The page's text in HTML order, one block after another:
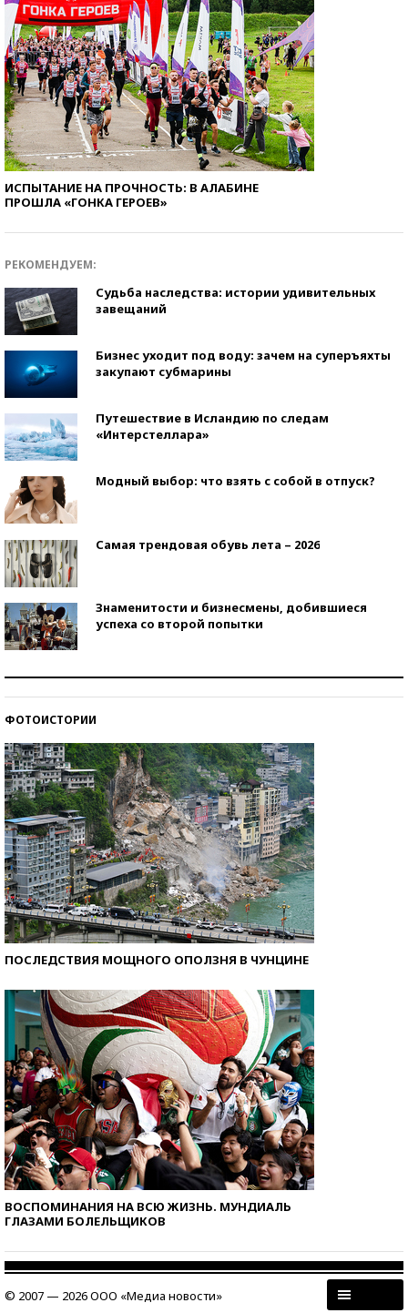
ИСПЫТАНИЕ НА ПРОЧНОСТЬ: В АЛАБИНЕ
ПРОШЛА «ГОНКА ГЕРОЕВ»
РЕКОМЕНДУЕМ:
Судьба наследства: истории удивительных
завещаний
Бизнес уходит под воду: зачем на суперъяхты
закупают субмарины
Путешествие в Исландию по следам
«Интерстеллара»
Модный выбор: что взять с собой в отпуск?
Самая трендовая обувь лета – 2026
Знаменитости и бизнесмены, добившиеся
успеха со второй попытки
ФОТОИСТОРИИ
ПОСЛЕДСТВИЯ МОЩНОГО ОПОЛЗНЯ В ЧУНЦИНЕ
ВОСПОМИНАНИЯ НА ВСЮ ЖИЗНЬ. МУНДИАЛЬ
ГЛАЗАМИ БОЛЕЛЬЩИКОВ
© 2007 — 2026 ООО «Медиа новости»